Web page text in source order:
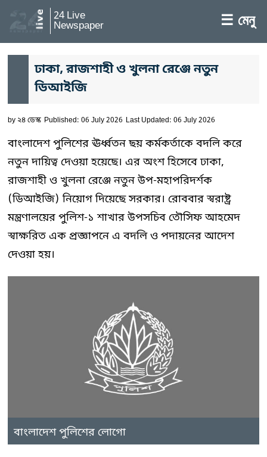
24 Live
Newspaper ☰ মেনু
ঢাকা, রাজশাহী ও খুলনা রেঞ্জে নতুন
ডিআইজি
by২৪ ডেস্ক Published: 06 July 2026 Last Updated: 06 July 2026
বাংলাদেশ পুলিশের ঊর্ধ্বতন ছয় কর্মকর্তাকে বদলি করে
নতুন দায়িত্ব দেওয়া হয়েছে। এর অংশ হিসেবে ঢাকা,
রাজশাহী ও খুলনা রেঞ্জে নতুন উপ-মহাপরিদর্শক
(ডিআইজি) নিয়োগ দিয়েছে সরকার। রোববার স্বরাষ্ট্র
মন্ত্রণালয়ের পুলিশ-১ শাখার উপসচিব তৌসিফ আহমেদ
স্বাক্ষরিত এক প্রজ্ঞাপনে এ বদলি ও পদায়নের আদেশ
দেওয়া হয়।
বাংলাদেশ পুলিশের লোগো